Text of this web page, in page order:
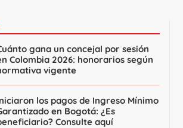
gana un concejal por sesión
Colombia 2026: honorarios según
vigente
los pagos de Ingreso Mínimo
en Bogotá: ¿Es
Consulte aquí